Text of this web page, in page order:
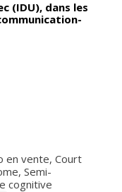
(IDU), dans les
en vente, Court
, Semi-
cognitive